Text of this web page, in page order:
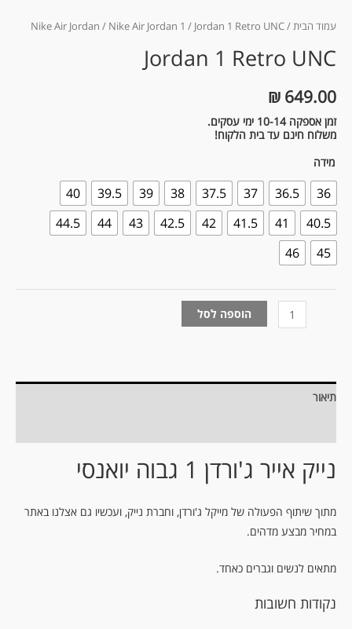
עמוד הבית/
Nike Air Jordan / Nike Air Jordan 1 / Jordan 1 Retro UNC
Jordan 1 Retro UNC
₪ 649.00
זמן אספקה 10-14 ימי עסקים.
משלוח חינם עד בית הלקוח!
מידה
36
36.5
37
37.5
38
39
39.5
40
40.5
41
41.5
42
42.5
43
44
44.5
45
46
הוספה לסל
תיאור
נייק אייר ג'ורדן 1 גבוה יואנסי
מתוך שיתוף הפעולה של מייקל ג'ורדן, וחברת נייק, ועכשיו גם אצלנו באתר
במחיר מבצע מדהים.
מתאים לנשים וגברים כאחד.
נקודות חשובות